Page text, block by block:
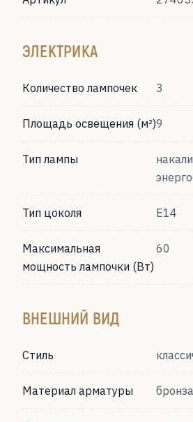
ЭЛЕКТРИКА
Количество лампочек 3
Площадь освещения (м²)9
Тип лампы
Тип цоколя Е14
Максимальная
мощность лампочки (Вт)
60
ВНЕШНИЙ ВИД
Стиль
Материал арматуры бронза